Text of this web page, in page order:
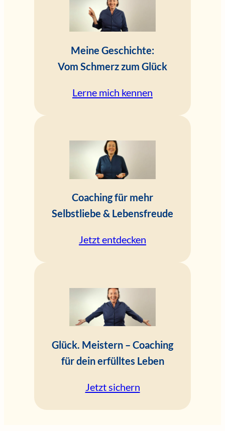
Meine Geschichte:
Vom Schmerz zum Glück
Lerne mich kennen
Coaching für mehr
Selbstliebe & Lebensfreude
Jetzt entdecken
Glück. Meistern – Coaching
für dein erfülltes Leben
Jetzt sichern